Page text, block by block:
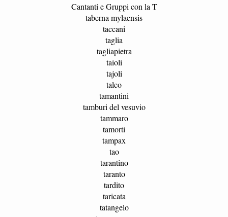
Cantanti e Gruppi con la T
taberna mylaensis
taccani
taglia
tagliapietra
taioli
tajoli
talco
tamantini
tamburi del vesuvio
tammaro
tamorti
tampax
tao
tarantino
taranto
tardito
taricata
tatangelo